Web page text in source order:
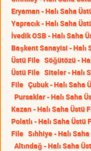
Eryaman - Halı Saha
Yapracık - Halı Saha
İvedik OSB - Halı Saha
Başkent Sanayisi - Halı
Üstü File Söğütözü -
Üstü File Siteler - Halı
File Çubuk - Halı Saha
Pursaklar - Halı Saha
Kazan - Halı Saha Üstü
Polatlı - Halı Saha Üstü
File Sıhhiye - Halı
Altındağ - Halı Saha